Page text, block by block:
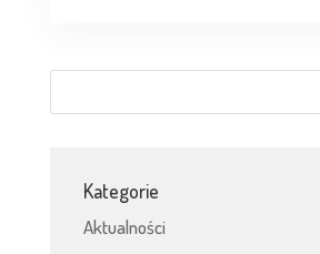
Kategorie
Aktualności